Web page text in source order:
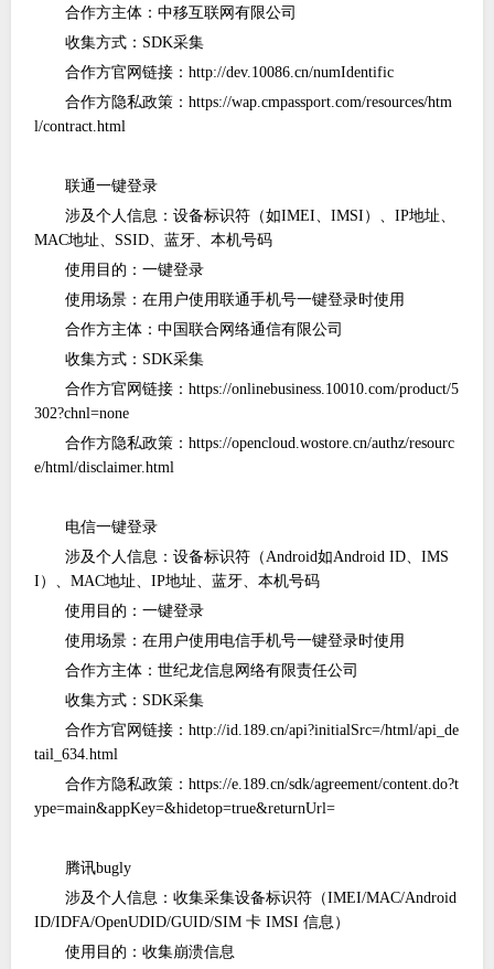
合作方主体：中移互联网有限公司
收集方式： SDK采集
合作方官网链接：http://dev.10086.cn/numIdentific
合作方隐私政策：https://wap.cmpassport.com/resources/htm
l/contract.html
联通一键登录
涉及个人信息：设备标识符（如IMEI、IMSI）、IP地址、
MAC地址、SSID、蓝牙、本机号码
使用目的：一键登录
使用场景：在用户使用联通手机号一键登录时使用
合作方主体：中国联合网络通信有限公司
收集方式： SDK采集
合作方官网链接：https://onlinebusiness.10010.com/product/5
302?chnl=none
合作方隐私政策：https://opencloud.wostore.cn/authz/resourc
e/html/disclaimer.html
电信一键登录
涉及个人信息：设备标识符（ Android如Android ID、IMS
I）、MAC地址、IP地址、蓝牙、本机号码
使用目的：一键登录
使用场景：在用户使用电信手机号一键登录时使用
合作方主体：世纪龙信息网络有限责任公司
收集方式： SDK采集
合作方官网链接：http://id.189.cn/api?initialSrc=/html/api_de
tail_634.html
合作方隐私政策：https://e.189.cn/sdk/agreement/content.do?t
ype=main&appKey=&hidetop=true&returnUrl=
腾讯bugly
涉及个人信息：收集采集设备标识符（IMEI/MAC/Android
ID/IDFA/OpenUDID/GUID/SIM 卡 IMSI 信息）
使用目的：收集崩溃信息